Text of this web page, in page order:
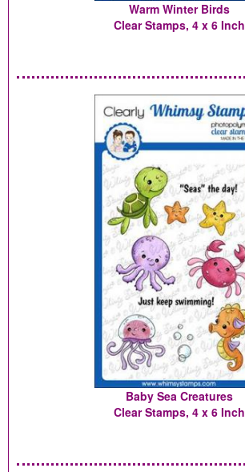
Warm Winter Birds
Clear Stamps, 4 x 6 Inch
Baby Sea Creatures
Clear Stamps, 4 x 6 Inch